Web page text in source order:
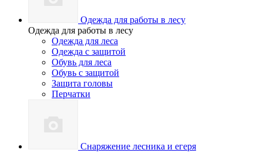
Одежда для работы в лесу
Одежда для работы в лесу
Одежда для леса
Одежда с защитой
Обувь для леса
Обувь с защитой
Защита головы
Перчатки
Снаряжение лесника и егеря